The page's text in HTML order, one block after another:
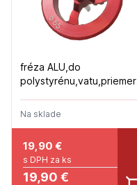
fréza ALU,do
polystyrénu,vatu,priemer
Na sklade
19,90 €
s DPH za ks
19,90 €